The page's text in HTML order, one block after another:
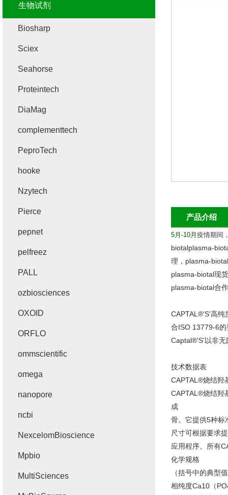
产品介绍
5月 -10月 疫情期间
biotalplasma-
理，plasma-
plasma-biotal现
plasma-biotal合
CAPTAL®'S'高纯
合ISO 13779-6
Captal®'S'以非无
技术数据表
CAPTAL®烧结羟
CAPTAL®烧结羟
成
骨。它提供5种标
尺寸可根据要求
应用程序。所有
化学规格
（括号中的典型
相纯度Ca10（
生物试剂
Biosharp
Sciex
Seahorse
Proteintech
DiaMag
complementtech
PeproTech
hooke
Nzytech
Pierce
pepnet
pelfreez
PALL
ozbiosciences
OXOID
ORFLO
ommscientific
omega
nanopore
ncbi
NexcelomBioscience
Mpbio
MultiSciences